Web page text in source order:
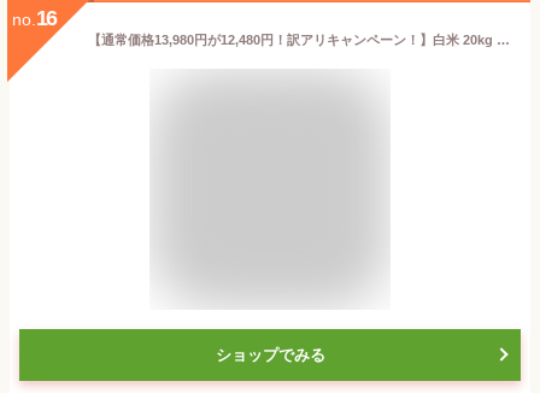
no. 16
【通常価格13,980円が12,480円！訳アリキャンペーン！】白米 20kg 送料無料 訳あり ほほえみ 西日本産 令和7年産米入り お米マイスター厳選米 米20キロ 送料無料 お米 20kg 送料無料 お米 20kg こめたつ 米20キロ
ショップでみる